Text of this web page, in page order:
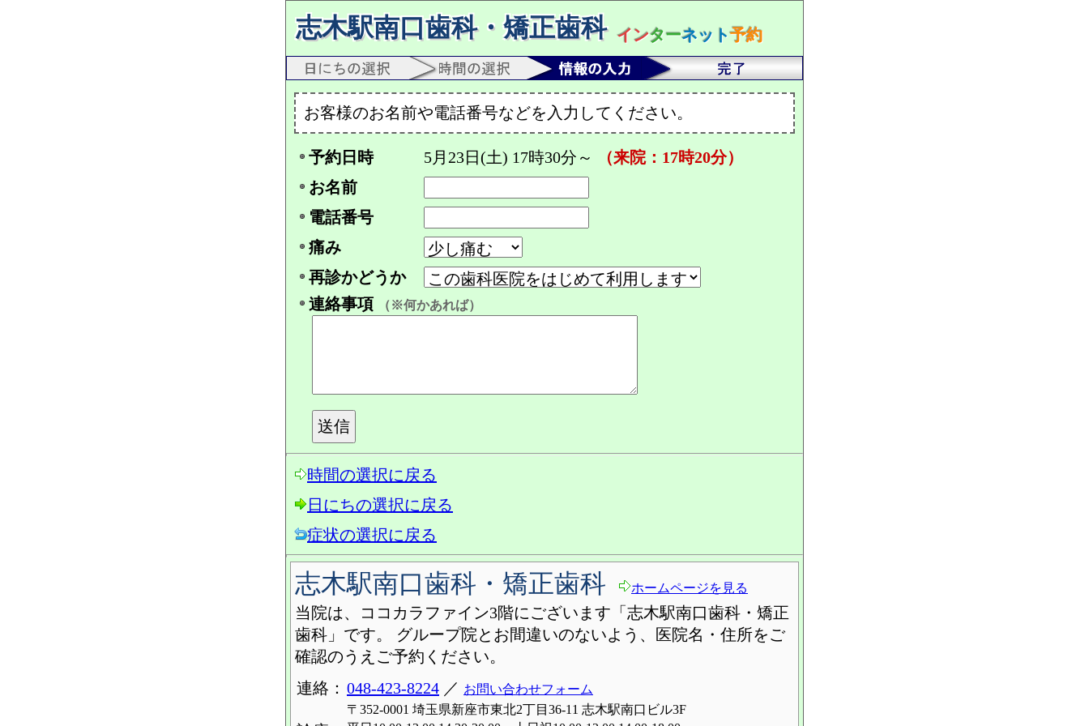
志木駅南口歯科・矯正歯科 インターネット予約
お客様のお名前や電話番号などを入力してください。
予約日時 5月23日(土) 17時30分～
（来院：17時20分）
お名前
電話番号
痛み
再診かどうか
連絡事項
（※何かあれば）
時間の選択に戻る
日にちの選択に戻る
症状の選択に戻る
志木駅南口歯科・矯正歯科 ホームページを見る
当院は、ココカラファイン3階にございます「志木駅南口歯科・矯正
歯科」です。 グループ院とお間違いのないよう、医院名・住所をご
確認のうえご予約ください。
連絡： 048-423-8224 ／ お問い合わせフォーム
〒352-0001 埼玉県新座市東北2丁目36-11 志木駅南口ビル3F